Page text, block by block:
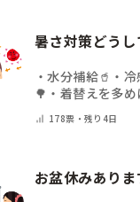
暑さ対策どう
・水分補給🥤 ・ 冷
🌳 ・ 着替えを多め
178票・残り4日
お盆休みあり